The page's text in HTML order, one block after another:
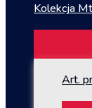
Kolekcja
Art.